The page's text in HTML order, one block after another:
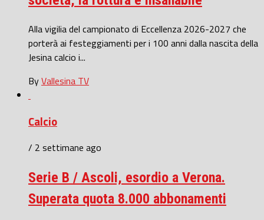
Alla vigilia del campionato di Eccellenza 2026-2027 che
porterà ai festeggiamenti per i 100 anni dalla nascita della
Jesina calcio i...
ByVallesina TV
Calcio
/ 2 settimane ago
Serie B / Ascoli, esordio a Verona.
Superata quota 8.000 abbonamenti